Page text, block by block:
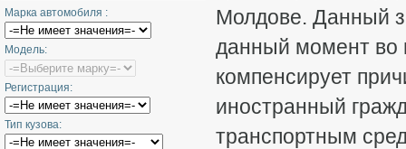
Марка автомобиля :
Модель:
Регистрация:
Тип кузова:
Молдове. Данный
данный момент во
компенсирует
иностранный
транспортным